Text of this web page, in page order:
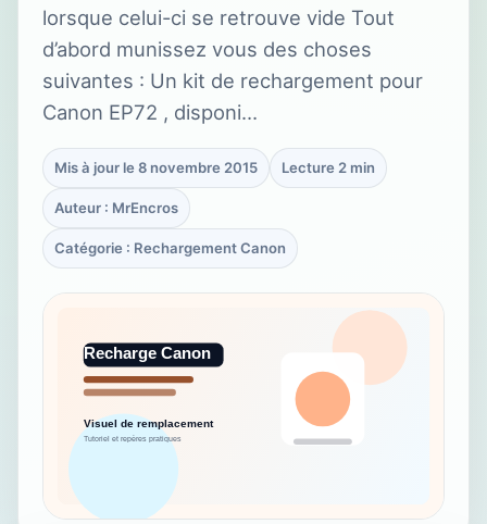
lorsque celui-ci se retrouve vide Tout
d’abord munissez vous des choses
suivantes : Un kit de rechargement pour
Canon EP72 , disponi…
Mis à jour le 8 novembre 2015 Lecture 2 min
Auteur : MrEncros
Catégorie : Rechargement Canon